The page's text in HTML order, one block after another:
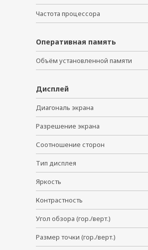
Частота процессора
Оперативная память
Объём установленной памяти
Дисплей
Диагональ экрана
Разрешение экрана
Соотношение сторон
Тип дисплея
Яркость
Контрастность
Угол обзора (гор./верт.)
Размер точки (гор./верт.)